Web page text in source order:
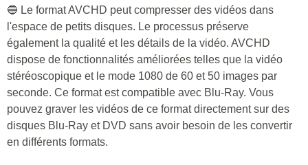
🔵 Le format AVCHD peut compresser des vidéos dans
l'espace de petits disques. Le processus préserve
également la qualité et les détails de la vidéo. AVCHD
dispose de fonctionnalités améliorées telles que la vidéo
stéréoscopique et le mode 1080 de 60 et 50 images par
seconde. Ce format est compatible avec Blu-Ray. Vous
pouvez graver les vidéos de ce format directement sur des
disques Blu-Ray et DVD sans avoir besoin de les convertir
en différents formats.